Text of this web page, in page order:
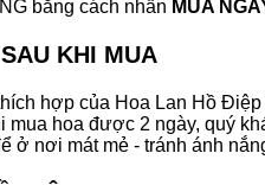
bằng cách nhấn MUA
KHI MUA
hợp của Hoa Lan Hồ Điệp
mua hoa được 2 ngày, quý
ở nơi mát mẻ - tránh ánh